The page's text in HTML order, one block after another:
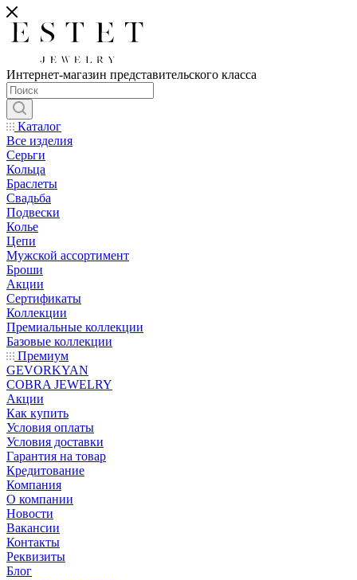
Интернет-магазин представительского класса
Каталог
Все изделия
Серьги
Кольца
Браслеты
Свадьба
Подвески
Колье
Цепи
Мужской ассортимент
Броши
Акции
Сертификаты
Коллекции
Премиальные коллекции
Базовые коллекции
Премиум
GEVORKYAN
COBRA JEWELRY
Акции
Как купить
Условия оплаты
Условия доставки
Гарантия на товар
Кредитование
Компания
О компании
Новости
Вакансии
Контакты
Реквизиты
Блог